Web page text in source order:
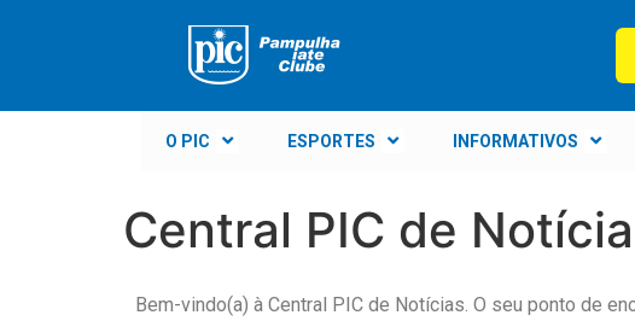
O PIC ESPORTES INFORMATIVOS
Central PIC de
Bem-vindo(a) à Central PIC de Notícias. O seu ponto de